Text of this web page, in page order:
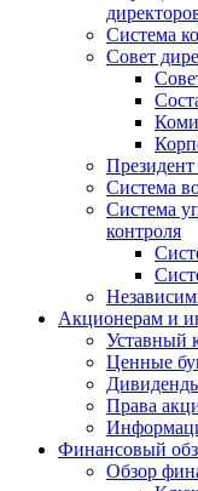
Система
Совет
Система
Система
контроля
Акционерам и
Уставный
Ценные
Права
Финансовый
Обзор